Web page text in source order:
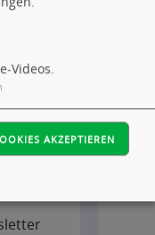
*
Videos.
AKZEPTIEREN